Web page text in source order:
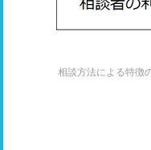
相談方法による特徴